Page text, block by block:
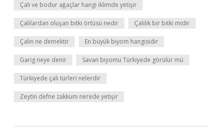
Çalı ve bodur ağaçlar hangi iklimde yetişir
Çalılardan oluşan bitki örtüsü nedir Çalılık bir bitki midir
Çalın ne demektir En büyük biyom hangisidir
Garig neye denir Savan biyomu Türkiyede görülür mü
Türkiyede çalı türleri nelerdir
Zeytin defne zakkum nerede yetişir